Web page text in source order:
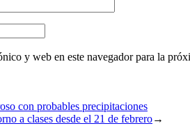
y web en este navegador para la
con probables precipitaciones
a clases desde el 21 de febrero→